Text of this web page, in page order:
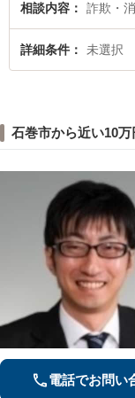
相談内容 詐欺・
詳細条件 未選択
石巻市から近い10
電話でお問い